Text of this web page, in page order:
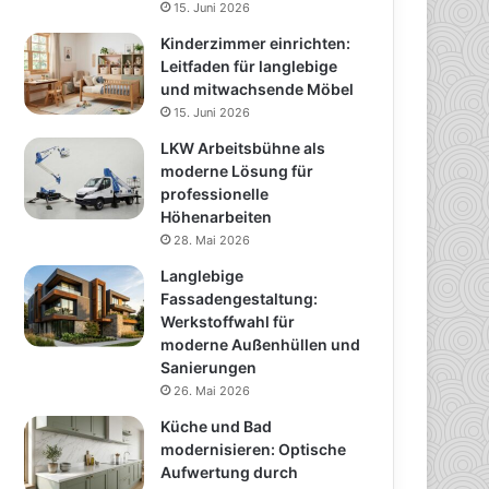
15. Juni 2026
Kinderzimmer einrichten:
Leitfaden für langlebige
und mitwachsende Möbel
15. Juni 2026
LKW Arbeitsbühne als
moderne Lösung für
professionelle
Höhenarbeiten
28. Mai 2026
Langlebige
Fassadengestaltung:
Werkstoffwahl für
moderne Außenhüllen und
Sanierungen
26. Mai 2026
Küche und Bad
modernisieren: Optische
Aufwertung durch